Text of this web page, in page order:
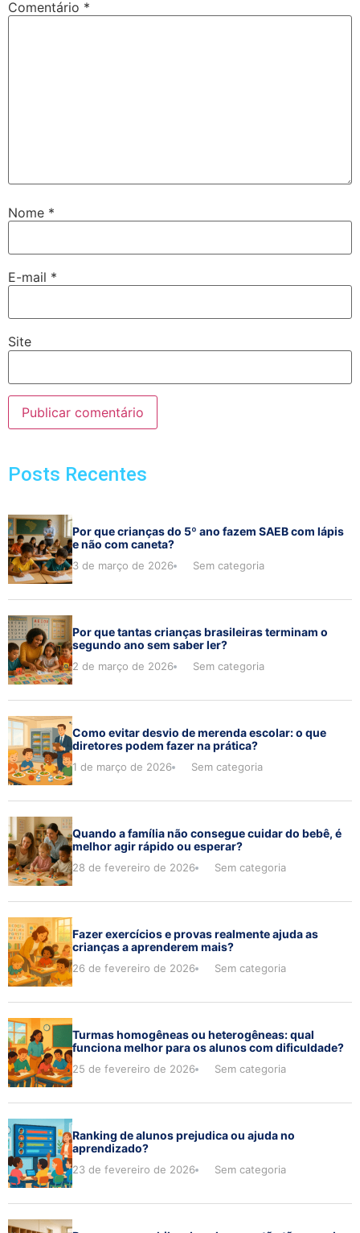
Comentário *
Nome *
E-mail *
Site
Posts Recentes
Por que crianças do 5º ano fazem SAEB com lápis
e não com caneta?
3 de março de 2026 Sem categoria
Por que tantas crianças brasileiras terminam o
segundo ano sem saber ler?
2 de março de 2026 Sem categoria
Como evitar desvio de merenda escolar: o que
diretores podem fazer na prática?
1 de março de 2026 Sem categoria
Quando a família não consegue cuidar do bebê, é
melhor agir rápido ou esperar?
28 de fevereiro de 2026 Sem categoria
Fazer exercícios e provas realmente ajuda as
crianças a aprenderem mais?
26 de fevereiro de 2026 Sem categoria
Turmas homogêneas ou heterogêneas: qual
funciona melhor para os alunos com dificuldade?
25 de fevereiro de 2026 Sem categoria
Ranking de alunos prejudica ou ajuda no
aprendizado?
23 de fevereiro de 2026 Sem categoria